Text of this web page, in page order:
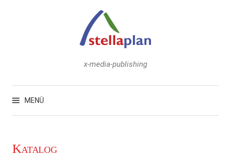
x-media-publishing
MENÜ
Suchen
Katalog